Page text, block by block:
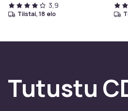
3,9
tiistai, 18 elo
Tutustu